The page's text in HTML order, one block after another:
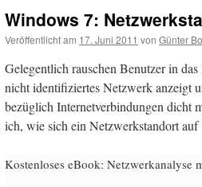
Windows 7:
Veröffentlicht am 17. Juni 2011 von Günter
Gelegentlich rauschen Benutzer in
nicht identifiziertes Netzwerk anzeigt
bezüglich Internetverbindungen dicht
ich, wie sich ein Netzwerkstandort auf
Kostenloses eBook: Netzwerkanalyse